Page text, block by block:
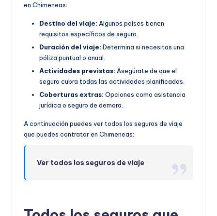
en Chimeneas:
Destino del viaje: Algunos países tienen
requisitos específicos de seguro.
Duración del viaje: Determina si necesitas una
póliza puntual o anual.
Actividades previstas: Asegúrate de que el
seguro cubra todas las actividades planificadas.
Coberturas extras: Opciones como asistencia
jurídica o seguro de demora.
A continuación puedes ver todos los seguros de viaje
que puedes contratar en Chimeneas:
Ver todos los seguros de viaje